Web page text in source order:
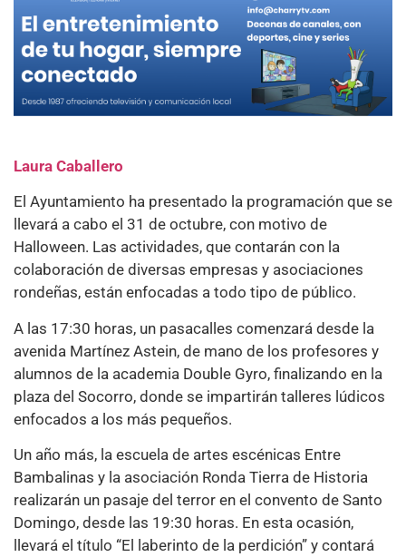
Laura Caballero
El Ayuntamiento ha presentado la programación que se
llevará a cabo el 31 de octubre, con motivo de
Halloween. Las actividades, que contarán con la
colaboración de diversas empresas y asociaciones
rondeñas, están enfocadas a todo tipo de público.
A las 17:30 horas, un pasacalles comenzará desde la
avenida Martínez Astein, de mano de los profesores y
alumnos de la academia Double Gyro, finalizando en la
plaza del Socorro, donde se impartirán talleres lúdicos
enfocados a los más pequeños.
Un año más, la escuela de artes escénicas Entre
Bambalinas y la asociación Ronda Tierra de Historia
realizarán un pasaje del terror en el convento de Santo
Domingo, desde las 19:30 horas. En esta ocasión,
llevará el título “El laberinto de la perdición” y contará